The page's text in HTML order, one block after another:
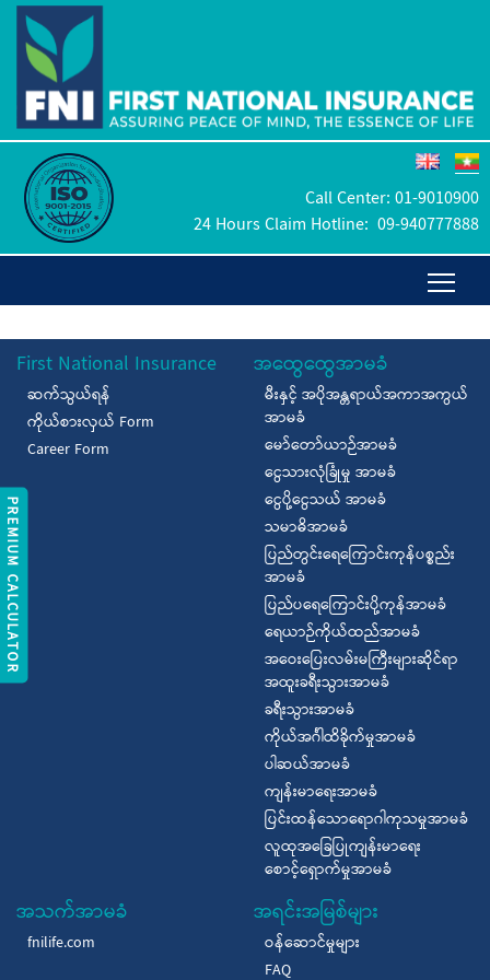
Call Center:01-9010900
24 Hours Claim Hotline: 09-940777888
First National Insurance
ဆက်သွယ်ရန်
ကိုယ်စားလှယ် Form
Career Form
အထွေထွေအာမခံ
မီးနှင့် အပိုအန္တရာယ်အကာအကွယ်
အာမခံ
မော်တော်ယာဉ်အာမခံ
ငွေသားလုံခြုံမှု အာမခံ
ငွေပို့ငွေသယ် အာမခံ
သမာဓိအာမခံ
ပြည်တွင်းရေကြောင်းကုန်ပစ္စည်း
အာမခံ
ပြည်ပရေကြောင်းပို့ကုန်အာမခံ
ရေယာဉ်ကိုယ်ထည်အာမခံ
အဝေးပြေးလမ်းမကြီးများဆိုင်ရာ
အထူးခရီးသွားအာမခံ
ခရီးသွားအာမခံ
ကိုယ်အင်္ဂါထိခိုက်မှုအာမခံ
ပါဆယ်အာမခံ
ကျန်းမာရေးအာမခံ
ပြင်းထန်သောရောဂါကုသမှုအာမခံ
လူထုအခြေပြုကျန်းမာရေး
စောင့်ရှောက်မှုအာမခံ
အသက်အာမခံ
fnilife.com
အရင်းအမြစ်များ
ဝန်ဆောင်မှုများ
FAQ